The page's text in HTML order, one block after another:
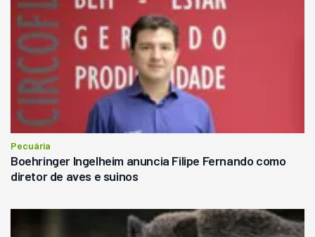
Pecuária
Boehringer Ingelheim anuncia Filipe Fernando como
diretor de aves e suinos